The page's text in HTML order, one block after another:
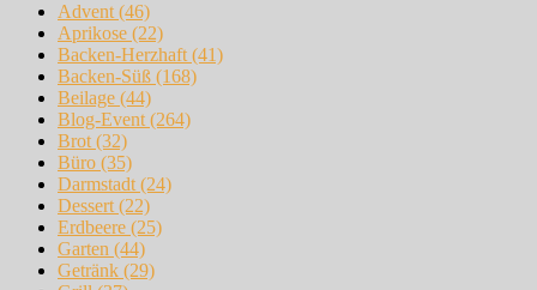
Advent (46)
Aprikose (22)
Backen-Herzhaft (41)
Backen-Süß (168)
Beilage (44)
Blog-Event (264)
Brot (32)
Büro (35)
Darmstadt (24)
Dessert (22)
Erdbeere (25)
Garten (44)
Getränk (29)